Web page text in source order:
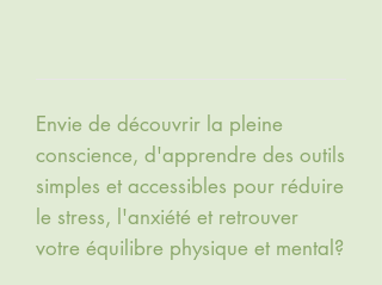
Envie de découvrir la pleine
conscience, d'apprendre des outils
simples et accessibles pour réduire
le stress, l'anxiété et retrouver
votre équilibre physique et mental?